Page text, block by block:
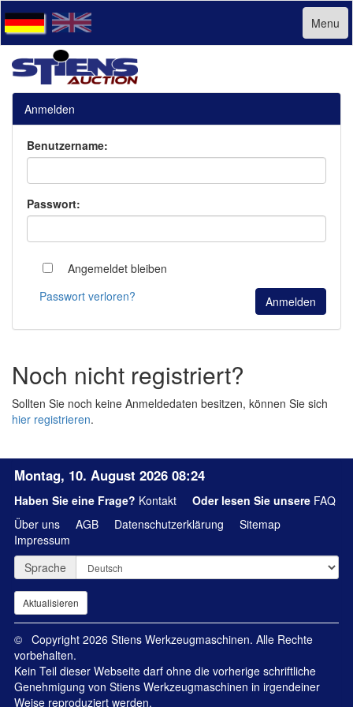
Menu
Anmelden
Benutzername:
Passwort:
Angemeldet bleiben
Passwort verloren?
Noch nicht registriert?
Sollten Sie noch keine Anmeldedaten besitzen, können Sie sich
hier registrieren.
Montag, 10. August 2026 08:24
Haben Sie eine Frage? Kontakt Oder lesen Sie unsere FAQ
Über uns
AGB Datenschutzerklärung
Sitemap
Impressum
Sprache
© Copyright 2026 Stiens Werkzeugmaschinen. Alle Rechte
vorbehalten.
Kein Teil dieser Webseite darf ohne die vorherige schriftliche
Genehmigung von Stiens Werkzeugmaschinen in irgendeiner
Weise reproduziert werden.